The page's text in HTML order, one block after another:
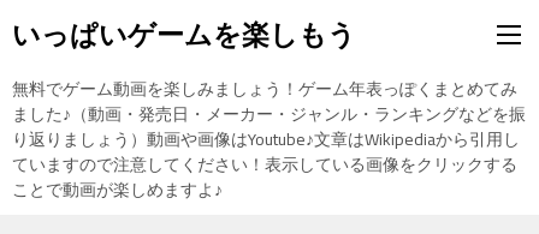
いっぱいゲームを楽しもう
無料でゲーム動画を楽しみましょう！ゲーム年表っぽくまとめてみ
ました♪（動画・発売日・メーカー・ジャンル・ランキングなどを振
り返りましょう）動画や画像はYoutube♪文章はWikipediaから引用し
ていますので注意してください！表示している画像をクリックする
ことで動画が楽しめますよ♪